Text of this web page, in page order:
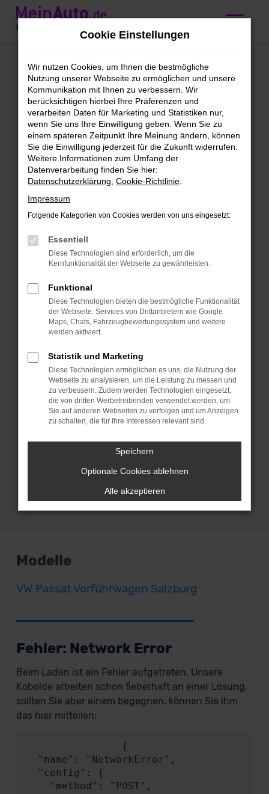
Zum
Hauptinhalt
VW Vorführwagen
kaufen mit
Lieferservice nach
Salzburg
VW Vorführwagen – perfekt
unterwegs in Salzburg
Neues Fahrzeug gesucht? Dann versuch
Salzburg gibt es kaum eine bessere Wahl,
denn schließlich steigst du hier in einen
Fast-Neuwagen. VW Vorführwagen
haben den Vorteil, dass es sich um echte
Gebrauchtwagen handelt, wenngleich
meist nur wenige Kilometer auf dem
Tacho stehen. Gefahren wurden die
zum Zweck der Präsentation und um die
vielen Vorteile dieses Herstellers zu
zeigen. Nach einer bestimmten Zeit
werden die VW Vorführwagen dann
ausgewechselt und gelangen zu enorm
den Verkauf. Natürlich liefern wir jeden
VW Vorführwagen direkt zu dir nach
Salzburg. Schnell und reibungslos.
Modelle
VW Passat Vorführwagen Salzburg
Fehler: Network Error
Beim Laden ist ein Fehler aufgetreten. Unsere
Kobolde arbeiten schon fieberhaft an einer Lösung,
sollten Sie aber einem begegnen, können Sie ihm
das hier mitteilen:
Cookie Einstellungen
Wir nutzen Cookies, um Ihnen die bestmögliche
Nutzung unserer Webseite zu ermöglichen und unsere
Kommunikation mit Ihnen zu verbessern. Wir
berücksichtigen hierbei Ihre Präferenzen und
verarbeiten Daten für Marketing und Statistiken nur,
wenn Sie uns Ihre Einwilligung geben. Wenn Sie zu
einem späteren Zeitpunkt Ihre Meinung ändern, können
Sie die Einwilligung jederzeit für die Zukunft widerrufen.
Weitere Informationen zum Umfang der
Datenverarbeitung finden Sie hier:
Datenschutzerklärung Cookie-Richtlinie
Impressum
Folgende Kategorien von Cookies werden von uns eingesetzt:
Essentiell
Diese Technologien sind erforderlich, um die
Kernfunktionalität der Webseite zu gewährleisten.
Funktional
Diese Technologien bieten die bestmögliche Funktionalität
der Webseite. Services von Drittanbietern wie Google
Maps, Chats, Fahrzeugbewertungssystem und weitere
werden aktiviert.
Statistik und Marketing
Diese Technologien ermöglichen es uns, die Nutzung der
Webseite zu analysieren, um die Leistung zu messen und
zu verbessern. Zudem werden Technologien eingesetzt,
die von dritten Werbetreibenden verwendet werden, um
Sie auf anderen Webseiten zu verfolgen und um Anzeigen
zu schalten, die für Ihre Interessen relevant sind.
Speichern
Optionale Cookies ablehnen
Alle akzeptieren